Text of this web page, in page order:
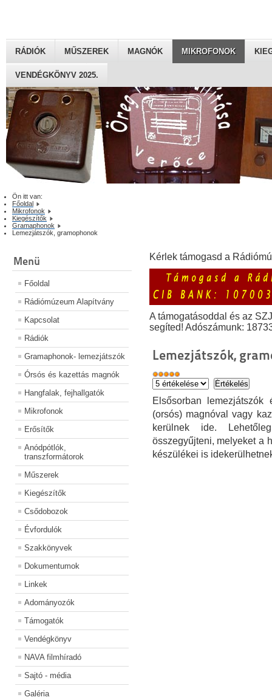
RÁDIÓK MŰSZEREK MAGNÓK MIKROFONOK
VENDÉGKÖNYV 2025.
Ön itt van:
Főoldal
Mikrofonok
Kiegészítők
Gramaphonok
Lemezjátszók, gramophonok
Menü
Főoldal
Rádiómúzeum Alapítvány
Kapcsolat
Rádiók
Gramaphonok- lemezjátszók
Órsós és kazettás magnók
Hangfalak, fejhallgatók
Mikrofonok
Erősítők
Anódpótlók,
transzformátorok
Műszerek
Kiegészítők
Csődobozok
Évfordulók
Szakkönyvek
Dokumentumok
Linkek
Adományozók
Támogatók
Vendégkönyv
NAVA filmhíradó
Sajtó - média
Galéria
Kérlek támogasd a
A támogatásoddal és az
segíted! Adószámunk:
Lemezjátszók,
Elsősorban lemezjátszók
(orsós) magnóval vagy
kerülnek ide.
összegyűjteni, melyeket a
készülékei is